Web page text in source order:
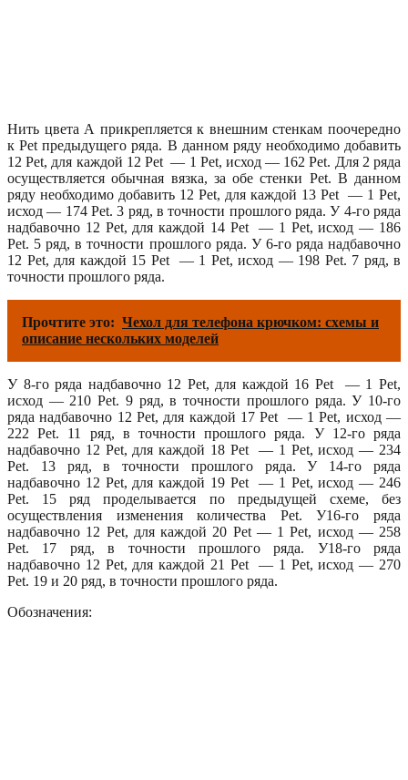
Нить цвета А прикрепляется к внешним стенкам поочередно
к Pet предыдущего ряда. В данном ряду необходимо добавить
12 Pet, для каждой 12 Pet — 1 Pet, исход — 162 Pet. Для 2 ряда
осуществляется обычная вязка, за обе стенки Pet. В данном
ряду необходимо добавить 12 Pet, для каждой 13 Pet — 1 Pet,
исход — 174 Pet. 3 ряд, в точности прошлого ряда. У 4-го ряда
надбавочно 12 Pet, для каждой 14 Pet — 1 Pet, исход — 186
Pet. 5 ряд, в точности прошлого ряда. У 6-го ряда надбавочно
12 Pet, для каждой 15 Pet — 1 Pet, исход — 198 Pet. 7 ряд, в
точности прошлого ряда.
Прочтите это: Чехол для телефона крючком: схемы и
описание нескольких моделей
У 8-го ряда надбавочно 12 Pet, для каждой 16 Pet — 1 Pet,
исход — 210 Pet. 9 ряд, в точности прошлого ряда. У 10-го
ряда надбавочно 12 Pet, для каждой 17 Pet — 1 Pet, исход —
222 Pet. 11 ряд, в точности прошлого ряда. У 12-го ряда
надбавочно 12 Pet, для каждой 18 Pet — 1 Pet, исход — 234
Pet. 13 ряд, в точности прошлого ряда. У 14-го ряда
надбавочно 12 Pet, для каждой 19 Pet — 1 Pet, исход — 246
Pet. 15 ряд проделывается по предыдущей схеме, без
осуществления изменения количества Pet. У16-го ряда
надбавочно 12 Pet, для каждой 20 Pet — 1 Pet, исход — 258
Pet. 17 ряд, в точности прошлого ряда. У18-го ряда
надбавочно 12 Pet, для каждой 21 Pet — 1 Pet, исход — 270
Pet. 19 и 20 ряд, в точности прошлого ряда.
Обозначения: